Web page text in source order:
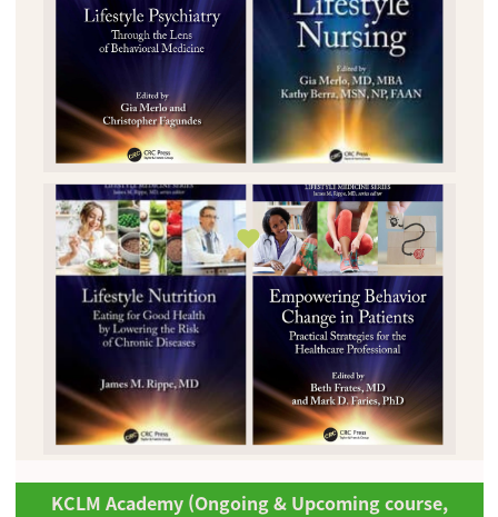
KCLM Academy (Ongoing & Upcoming course,